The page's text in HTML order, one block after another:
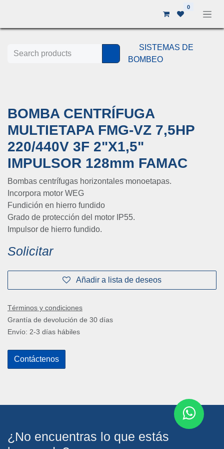
0
SISTEMAS DE
BOMBEO
BOMBA CENTRÍFUGA
MULTIETAPA FMG-VZ 7,5HP
220/440V 3F 2"X1,5"
IMPULSOR 128mm FAMAC
Bombas centrífugas horizontales monoetapas.
Incorpora motor WEG
Fundición en hierro fundido
Grado de protección del motor IP55.
Impulsor de hierro fundido.
Solicitar
Añadir a lista de deseos
Términos y condiciones
Grantía de devolución de 30 días
Envío: 2-3 días hábiles
Contáctenos
¿No encuentras lo que estás